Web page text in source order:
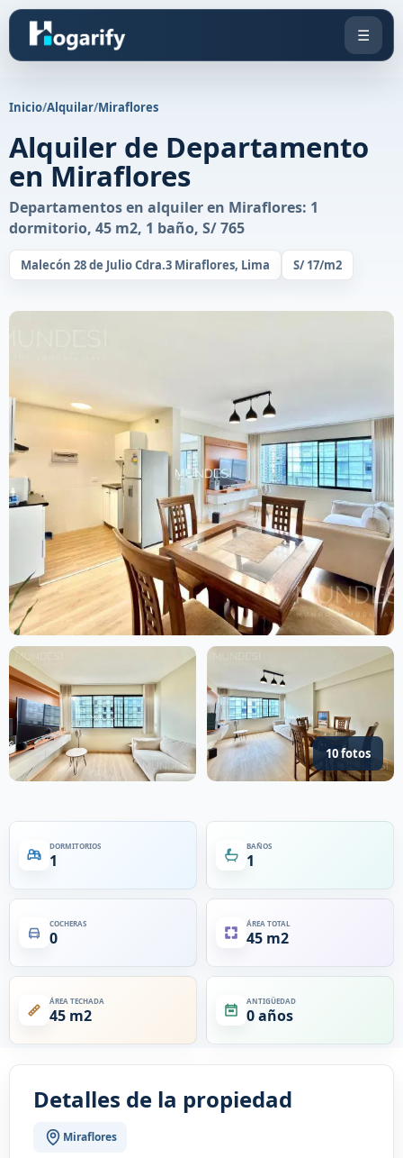
☰
Inicio/Alquilar/Miraflores
Alquiler de Departamento
en Miraflores
Departamentos en alquiler en Miraflores: 1
dormitorio, 45 m2, 1 baño, S/ 765
Malecón 28 de Julio Cdra.3 Miraflores, Lima S/ 17/m2
10 fotos
DORMITORIOS
1
BAÑOS
1
COCHERAS
0
ÁREA TOTAL
45 m2
ÁREA TECHADA
45 m2
ANTIGÜEDAD
0 años
Detalles de la propiedad
Miraflores